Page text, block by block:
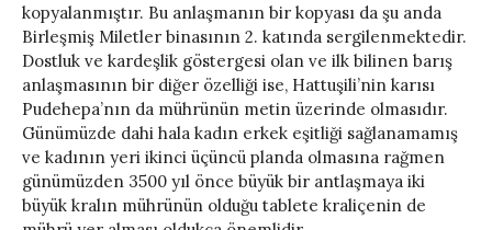
kopyalanmıştır. Bu anlaşmanın bir kopyası da şu anda
Birleşmiş Miletler binasının 2. katında sergilenmektedir.
Dostluk ve kardeşlik göstergesi olan ve ilk bilinen barış
anlaşmasının bir diğer özelliği ise, Hattuşili’nin karısı
Pudehepa’nın da mührünün metin üzerinde olmasıdır.
Günümüzde dahi hala kadın erkek eşitliği sağlanamamış
ve kadının yeri ikinci üçüncü planda olmasına rağmen
günümüzden 3500 yıl önce büyük bir antlaşmaya iki
büyük kralın mührünün olduğu tablete kraliçenin de